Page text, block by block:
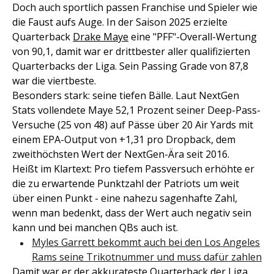
Doch auch sportlich passen Franchise und Spieler wie
die Faust aufs Auge. In der Saison 2025 erzielte
Quarterback Drake Maye eine "PFF"-Overall-Wertung
von 90,1, damit war er drittbester aller qualifizierten
Quarterbacks der Liga. Sein Passing Grade von 87,8
war die viertbeste.
Besonders stark: seine tiefen Bälle. Laut NextGen
Stats vollendete Maye 52,1 Prozent seiner Deep-Pass-
Versuche (25 von 48) auf Pässe über 20 Air Yards mit
einem EPA-Output von +1,31 pro Dropback, dem
zweithöchsten Wert der NextGen-Ära seit 2016.
Heißt im Klartext: Pro tiefem Passversuch erhöhte er
die zu erwartende Punktzahl der Patriots um weit
über einen Punkt - eine nahezu sagenhafte Zahl,
wenn man bedenkt, dass der Wert auch negativ sein
kann und bei manchen QBs auch ist.
Myles Garrett bekommt auch bei den Los Angeles
Rams seine Trikotnummer und muss dafür zahlen